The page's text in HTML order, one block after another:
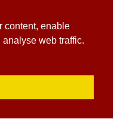
content, enable
web traffic.